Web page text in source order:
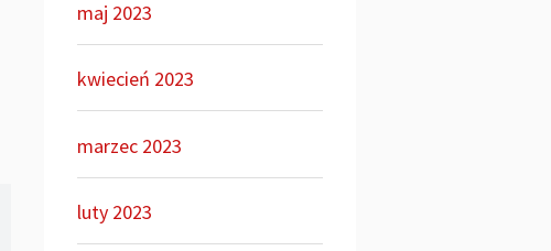
maj 2023
kwiecień 2023
marzec 2023
luty 2023